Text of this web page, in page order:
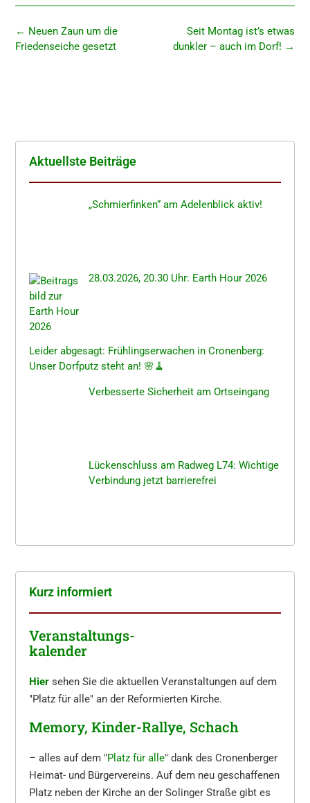
Seit Montag ist’s etwas
dunkler – auch im Dorf! →
← Neuen Zaun um die
Friedens­ei­che gesetzt
Aktuells­te Beiträge
„Schmier­fin­ken“ am Adelen­blick aktiv!
28.03.2026, 20.30 Uhr: Earth Hour 2026
Leider abgesagt: Frühlings­er­wa­chen in Cronen­berg:
Unser Dorfputz steht an! 🌸🧹
Verbes­ser­te Sicher­heit am Ortseingang
Lücken­schluss am Radweg L74: Wichti­ge
Verbin­dung jetzt barrierefrei
Kurz infor­miert
Veranstaltungs-
kalender
Hier sehen Sie die aktuellen Veranstaltungen auf dem
"Platz für alle" an der Reformierten Kirche.
Memory, Kinder-Rallye, Schach
– alles auf dem "Platz für alle" dank des Cronenberger
Heimat- und Bürgervereins. Auf dem neu geschaffenen
Platz neben der Kirche an der Solinger Straße gibt es